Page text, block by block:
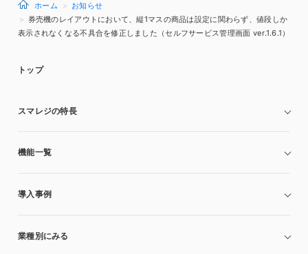
ホーム
お知らせ
券売機のレイアウトにおいて、縦1マスの商品は設定に関わらず、値段しか
表示されなくなる不具合を修正しました（セルフサービス管理画面 ver.1.6.1）
トップ
スマレジの特長
機能一覧
導入事例
業種別にみる